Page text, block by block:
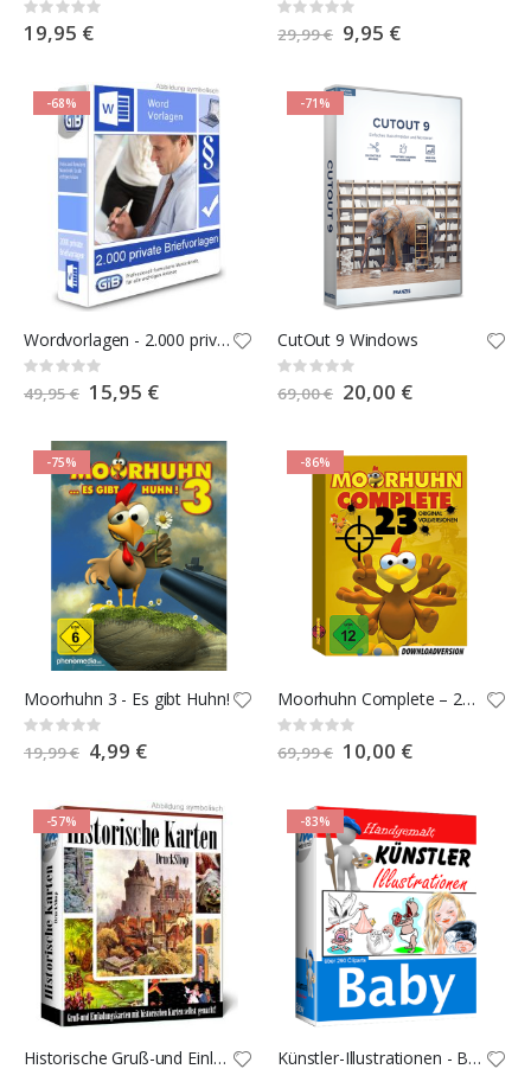
Rating:
0%
19,95 €
Rating:
0%
29,99 € Special
Price
9,95 €
-68%
Wordvorlagen - 2.000 private Briefvorlagen
Rating:
0%
49,95 € Special
Price
15,95 €
-71%
CutOut 9 Windows
Rating:
0%
69,00 € Special
Price
20,00 €
-75%
Moorhuhn 3 - Es gibt Huhn!
Rating:
0%
19,99 € Special
Price
4,99 €
-86%
Moorhuhn Complete – 23 original Vollversionen
Rating:
0%
69,99 € Special
Price
10,00 €
-57%
Historische Gruß-und Einladungskarten
-83%
Künstler-Illustrationen - Baby